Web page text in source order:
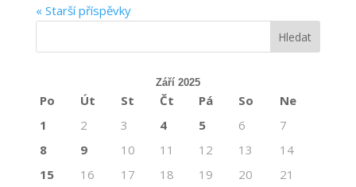
« Starší příspěvky
Září 2025
Po Út St Čt Pá So
Ne
1
2 3 4 5 6
7
8
9 10 11 12 13
14
15
16 17 18 19 20
21